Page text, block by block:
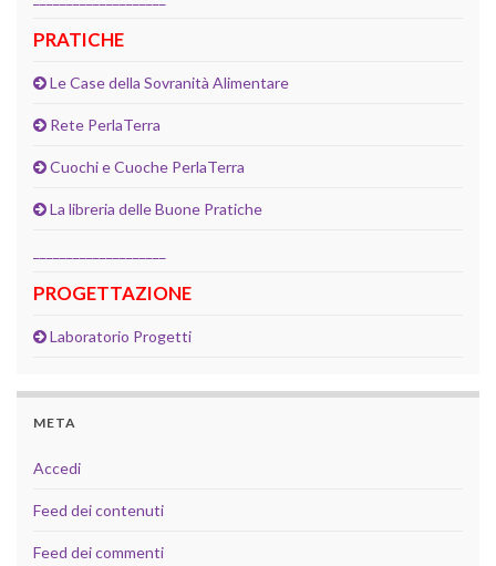
PRATICHE
Le Case della Sovranità Alimentare
Rete PerlaTerra
Cuochi e Cuoche PerlaTerra
La libreria delle Buone Pratiche
PROGETTAZIONE
Laboratorio Progetti
META
Accedi
Feed dei contenuti
Feed dei commenti